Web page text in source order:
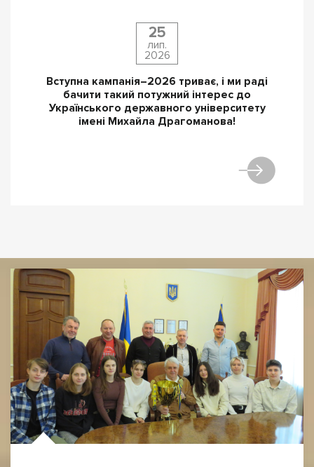
25
лип.
2026
Вступна кампанія–2026 триває, і ми раді
бачити такий потужний інтерес до
Українського державного університету
імені Михайла Драгоманова!